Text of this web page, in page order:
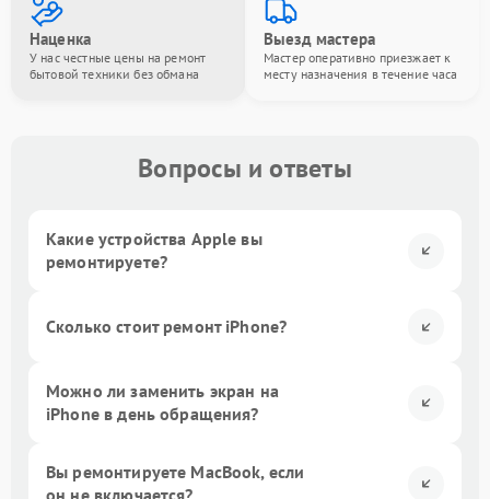
Наценка
У нас честные цены на ремонт
бытовой техники без обмана
Выезд мастера
Мастер оперативно приезжает к
месту назначения в течение часа
Вопросы и ответы
Какие устройства Apple вы
ремонтируете?
Сколько стоит ремонт iPhone?
Можно ли заменить экран на
iPhone в день обращения?
Вы ремонтируете MacBook, если